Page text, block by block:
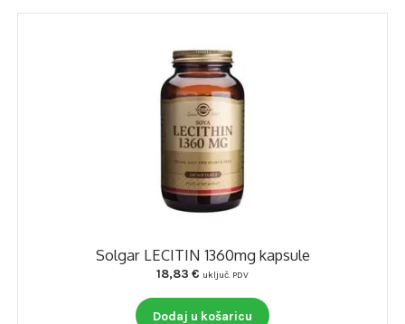
Solgar LECITIN 1360mg kapsule
18,83 € uključ. PDV
Dodaj u košaricu